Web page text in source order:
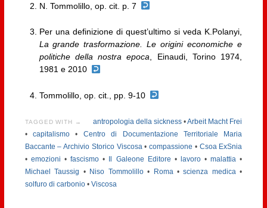
N. Tommolillo, op. cit. p. 7
Per una definizione di quest’ultimo si veda K.Polanyi,
La grande trasformazione. Le origini economiche e
politiche della nostra epoca, Einaudi, Torino 1974,
1981 e 2010
Tommolillo, op. cit., pp. 9-10
TAGGED WITH → antropologia della sickness •Arbeit Macht Frei
•capitalismo • Centro di Documentazione Territoriale Maria
Baccante – Archivio Storico Viscosa•compassione • Csoa ExSnia
• emozioni •fascismo • Il Galeone Editore • lavoro•malattia •
Michael Taussig • Niso Tommolillo• Roma•scienza medica•
solfuro di carbonio• Viscosa